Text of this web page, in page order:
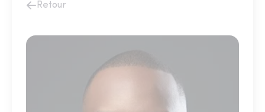
Retour